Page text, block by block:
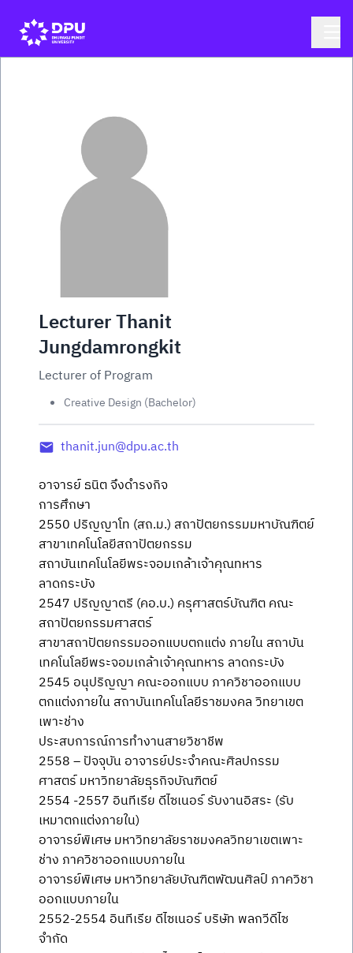
Lecturer Thanit
Jungdamrongkit
Lecturer of Program
Creative Design (Bachelor)
thanit.jun@dpu.ac.th
อาจารย์ ธนิต จึงดำรงกิจ
การศึกษา
2550 ปริญญาโท (สถ.ม.) สถาปัตยกรรมมหาบัณฑิตย์
สาขาเทคโนโลยีสถาปัตยกรรม
สถาบันเทคโนโลยีพระจอมเกล้าเจ้าคุณทหาร
ลาดกระบัง
2547 ปริญญาตรี (คอ.บ.) ครุศาสตร์บัณฑิต คณะ
สถาปัตยกรรมศาสตร์
สาขาสถาปัตยกรรมออกแบบตกแต่ง ภายใน สถาบัน
เทคโนโลยีพระจอมเกล้าเจ้าคุณทหาร ลาดกระบัง
2545 อนุปริญญา คณะออกแบบ ภาควิชาออกแบบ
ตกแต่งภายใน สถาบันเทคโนโลยีราชมงคล วิทยาเขต
เพาะช่าง
ประสบการณ์การทำงานสายวิชาชีพ
2558 – ปัจจุบัน อาจารย์ประจำคณะศิลปกรรม
ศาสตร์ มหาวิทยาลัยธุรกิจบัณฑิตย์
2554 -2557 อินทีเรีย ดีไซเนอร์ รับงานอิสระ (รับ
เหมาตกแต่งภายใน)
อาจารย์พิเศษ มหาวิทยาลัยราชมงคลวิทยาเขตเพาะ
ช่าง ภาควิชาออกแบบภายใน
อาจารย์พิเศษ มหาวิทยาลัยบัณฑิตพัฒนศิลป์ ภาควิชา
ออกแบบภายใน
2552-2554 อินทีเรีย ดีไซเนอร์ บริษัท พลกวีดีไซ
จำกัด